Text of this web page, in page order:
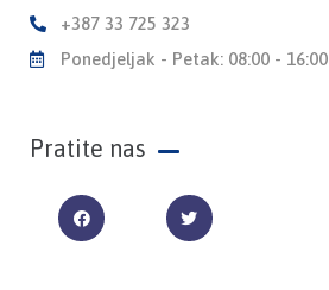
+387 33 725 323
Ponedjeljak - Petak: 08:00 - 16:00
Pratite nas